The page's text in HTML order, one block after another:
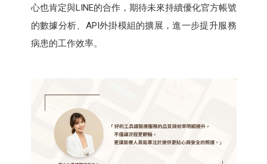
心也肯定與LINE的合作，期待未來持續優化官方帳號
的數據分析、API外掛模組的擴展，進一步提升服務
病患的工作效率。